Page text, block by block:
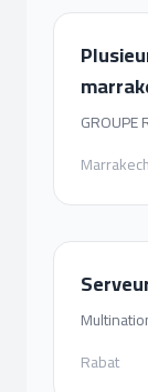
GROUPE
Marrakech
Rabat